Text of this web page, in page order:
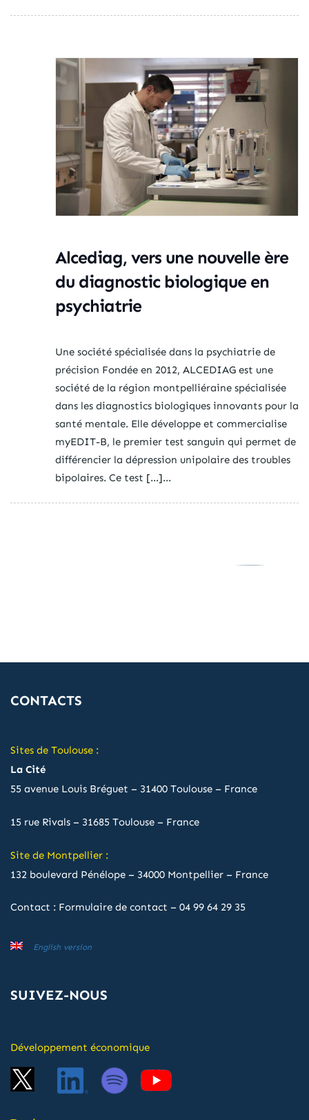
Alcediag, vers une nouvelle ère
du diagnostic biologique en
psychiatrie
Une société spécialisée dans la psychiatrie de
précision Fondée en 2012, ALCEDIAG est une
société de la région montpelliéraine spécialisée
dans les diagnostics biologiques innovants pour la
santé mentale. Elle développe et commercialise
myEDIT-B, le premier test sanguin qui permet de
différencier la dépression unipolaire des troubles
bipolaires. Ce test […]...
CONTACTS
Sites de Toulouse :
La Cité
55 avenue Louis Bréguet – 31400 Toulouse – France
15 rue Rivals – 31685 Toulouse – France
Site de Montpellier :
132 boulevard Pénélope – 34000 Montpellier – France
Contact : Formulaire de contact – 04 99 64 29 35
English version
SUIVEZ-NOUS
Développement économique